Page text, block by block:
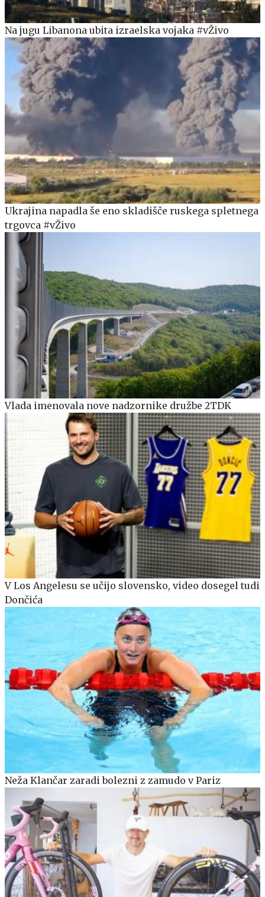
Na jugu Libanona ubita izraelska vojaka #vŽivo
Ukrajina napadla še eno skladišče ruskega spletnega
trgovca #vŽivo
Vlada imenovala nove nadzornike družbe 2TDK
V Los Angelesu se učijo slovensko, video dosegel tudi
Dončića
Neža Klančar zaradi bolezni z zamudo v Pariz